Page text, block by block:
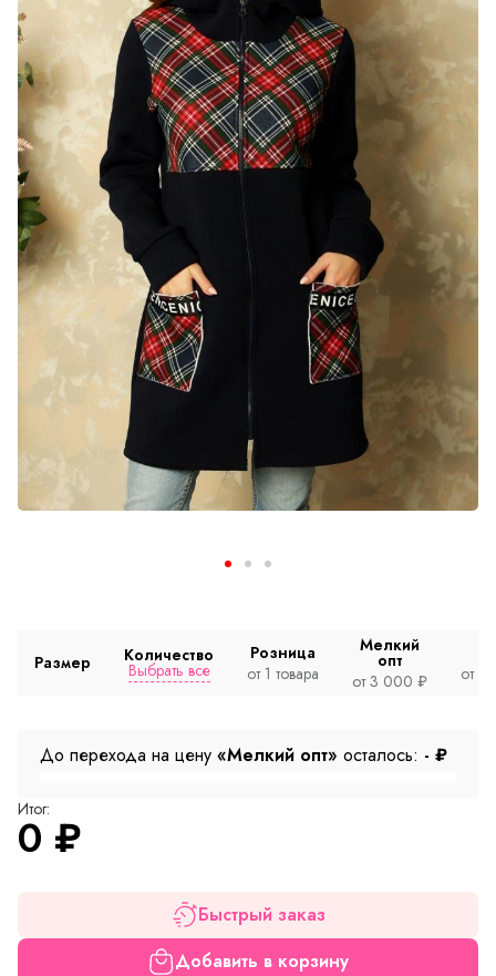
Размер Количество
Выбрать все
Розница
от 1 товара
Мелкий
опт
от 3 000 ₽
от
До перехода на цену «Мелкий опт» осталось: - ₽
Итог:
0 ₽
Быстрый заказ
Добавить в корзину